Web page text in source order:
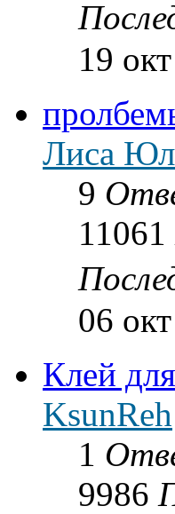
19
Лиса
9
11061
06
Клей
KsunReh
1
9986